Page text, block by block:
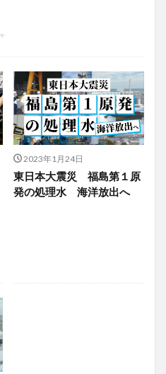
2023年1月24日
東日本大震災 福島第１原
発の処理水 海洋放出へ